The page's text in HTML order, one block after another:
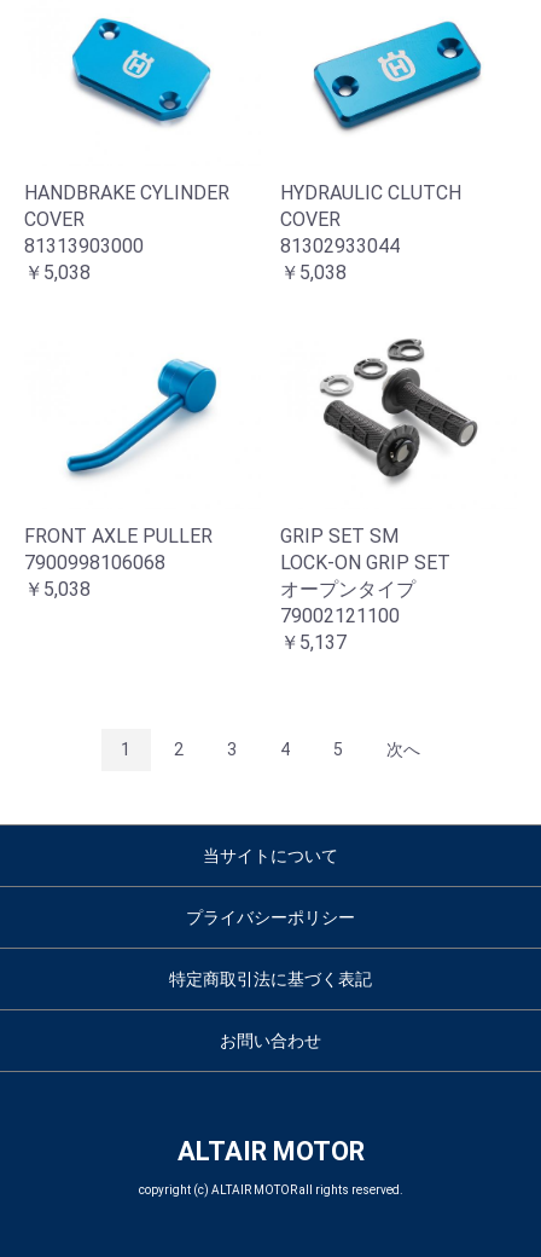
HANDBRAKE CYLINDER
COVER
81313903000
￥5,038
HYDRAULIC CLUTCH
COVER
81302933044
￥5,038
FRONT AXLE PULLER
7900998106068
￥5,038
GRIP SET SM
LOCK-ON GRIP SET
オープンタイプ
79002121100
￥5,137
1 2 3 4 5 次へ
当サイトについて
プライバシーポリシー
特定商取引法に基づく表記
お問い合わせ
ALTAIR MOTOR
copyright (c) ALTAIR MOTOR all rights reserved.